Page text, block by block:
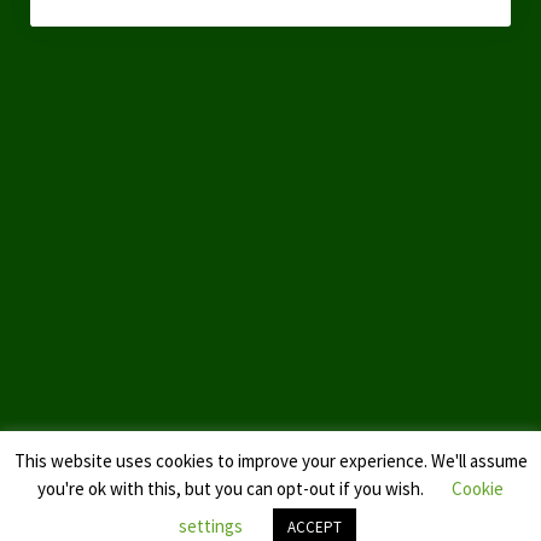
This website uses cookies to improve your experience. We'll assume
you're ok with this, but you can opt-out if you wish.
Cookie
settings
ACCEPT